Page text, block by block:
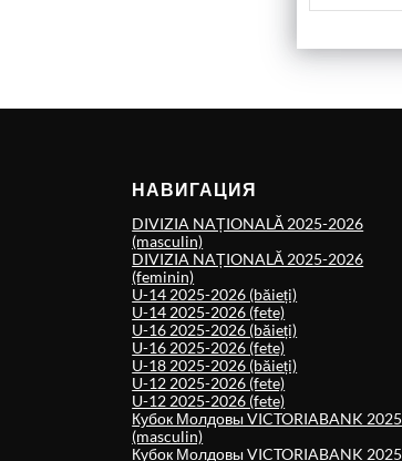
НАВИГАЦИЯ
DIVIZIA NAȚIONALĂ 2025-2026
(masculin)
DIVIZIA NAȚIONALĂ 2025-2026
(feminin)
U-14 2025-2026 (băieți)
U-14 2025-2026 (fete)
U-16 2025-2026 (băieți)
U-16 2025-2026 (fete)
U-18 2025-2026 (băieți)
U-12 2025-2026 (fete)
U-12 2025-2026 (fete)
Кубок Молдовы VICTORIABANK 2025
(masculin)
Кубок Молдовы VICTORIABANK 2025